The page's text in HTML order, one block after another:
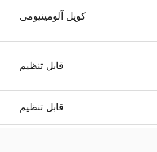
کویل آلومینیومی
قابل تنظیم
قابل تنظیم